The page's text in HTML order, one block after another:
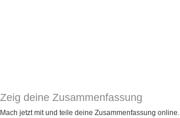
Zeig deine Zusammenfassung
Mach jetzt mit und teile deine Zusammenfassung online.